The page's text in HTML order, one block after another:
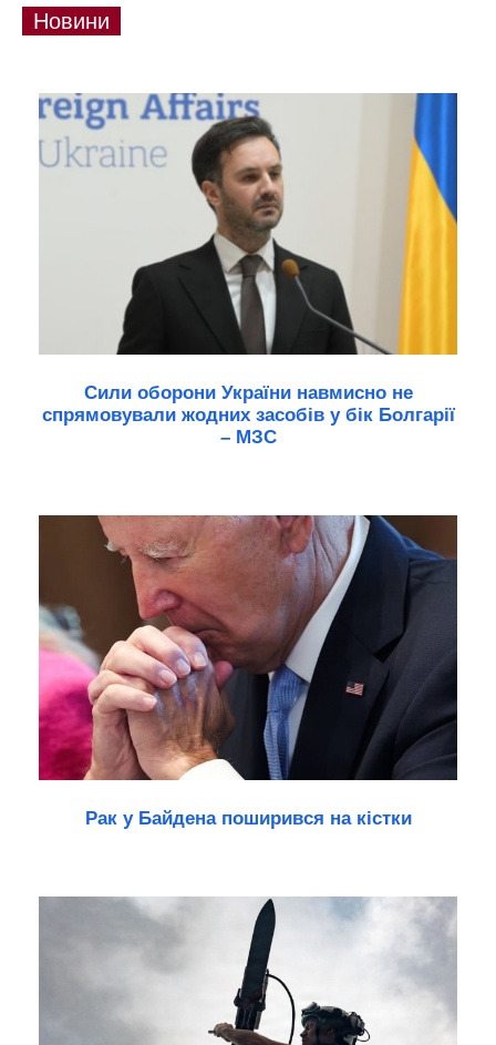
Новини
Сили оборони України навмисно не
спрямовували жодних засобів у бік Болгарії
– МЗС
Рак у Байдена поширився на кістки